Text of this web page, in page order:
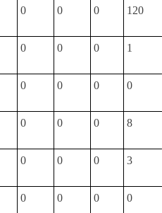
0 0 0 120
0 0 0 1
0 0 0 0
0 0 0 8
0 0 0 3
0 0 0 0